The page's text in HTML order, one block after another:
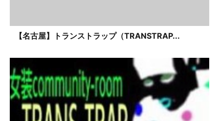
【名古屋】トランストラップ（TRANSTRAP...